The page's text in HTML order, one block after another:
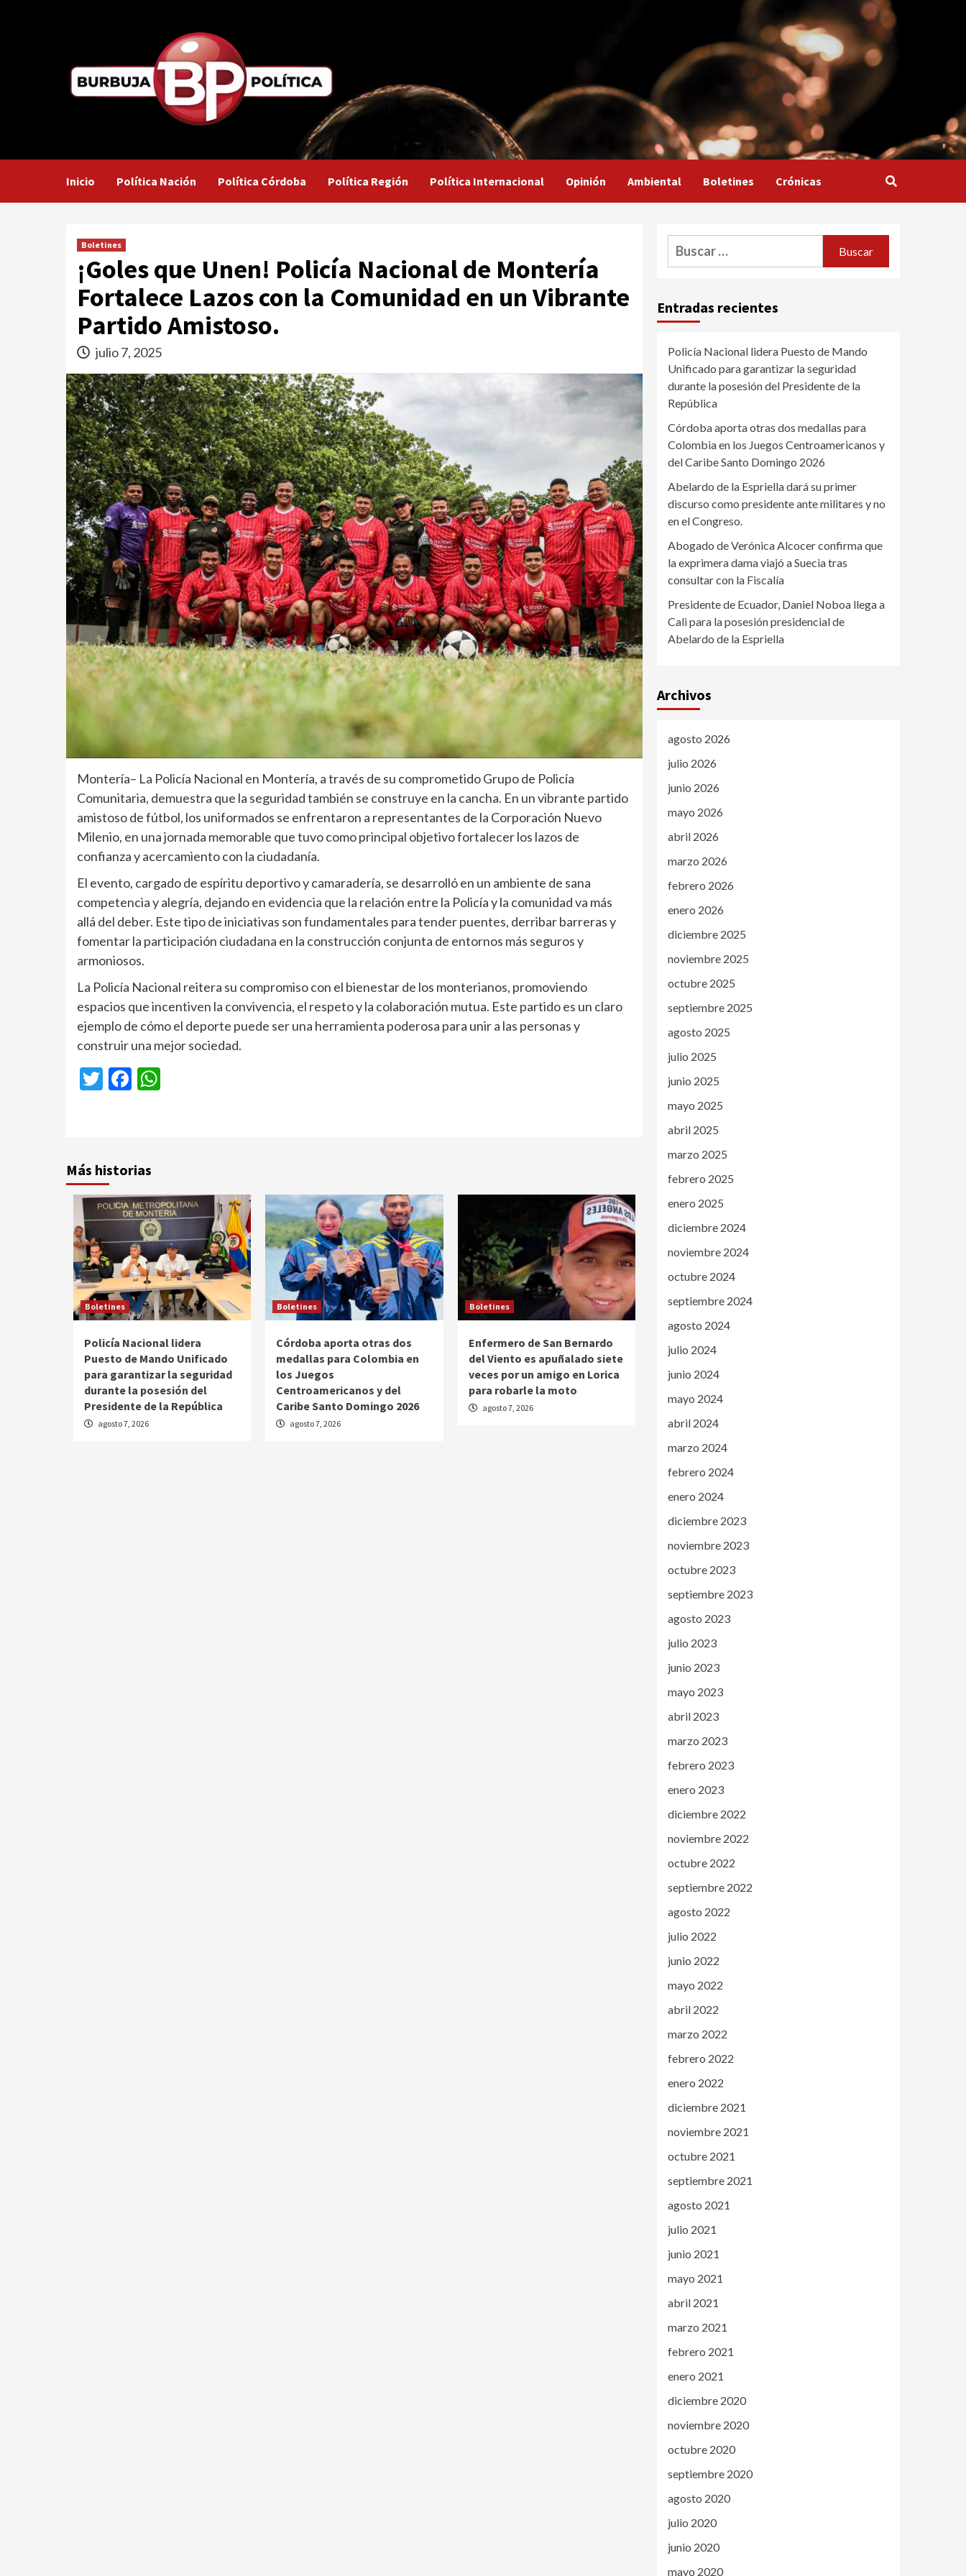
Inicio Política Nación Política Córdoba Política Región Política Internacional Opinión Ambiental Boletines Crónicas
Boletines
¡Goles que Unen! Policía Nacional de Montería
Fortalece Lazos con la Comunidad en un Vibrante
Partido Amistoso.
julio 7, 2025
Montería– La Policía Nacional en Montería, a través de su comprometido Grupo de Policía
Comunitaria, demuestra que la seguridad también se construye en la cancha. En un vibrante partido
amistoso de fútbol, los uniformados se enfrentaron a representantes de la Corporación Nuevo
Milenio, en una jornada memorable que tuvo como principal objetivo fortalecer los lazos de
confianza y acercamiento con la ciudadanía.
El evento, cargado de espíritu deportivo y camaradería, se desarrolló en un ambiente de sana
competencia y alegría, dejando en evidencia que la relación entre la Policía y la comunidad va más
allá del deber. Este tipo de iniciativas son fundamentales para tender puentes, derribar barreras y
fomentar la participación ciudadana en la construcción conjunta de entornos más seguros y
armoniosos.
La Policía Nacional reitera su compromiso con el bienestar de los monterianos, promoviendo
espacios que incentiven la convivencia, el respeto y la colaboración mutua. Este partido es un claro
ejemplo de cómo el deporte puede ser una herramienta poderosa para unir a las personas y
construir una mejor sociedad.
TwitterFacebook
Más historias
Boletines
Policía Nacional lidera
Puesto de Mando Unificado
para garantizar la seguridad
durante la posesión del
Presidente de la República
agosto 7, 2026
Boletines
Córdoba aporta otras dos
medallas para Colombia en
los Juegos
Centroamericanos y del
Caribe Santo Domingo 2026
agosto 7, 2026
Boletines
Enfermero de San Bernardo
del Viento es apuñalado siete
veces por un amigo en Lorica
para robarle la moto
agosto 7, 2026
Buscar:
Entradas recientes
Policía Nacional lidera Puesto de Mando
Unificado para garantizar la seguridad
durante la posesión del Presidente de la
República
Córdoba aporta otras dos medallas para
Colombia en los Juegos Centroamericanos y
del Caribe Santo Domingo 2026
Abelardo de la Espriella dará su primer
discurso como presidente ante militares y no
en el Congreso.
Abogado de Verónica Alcocer confirma que
la exprimera dama viajó a Suecia tras
consultar con la Fiscalía
Presidente de Ecuador, Daniel Noboa llega a
Cali para la posesión presidencial de
Abelardo de la Espriella
Archivos
agosto 2026
julio 2026
junio 2026
mayo 2026
abril 2026
marzo 2026
febrero 2026
enero 2026
diciembre 2025
noviembre 2025
octubre 2025
septiembre 2025
agosto 2025
julio 2025
junio 2025
mayo 2025
abril 2025
marzo 2025
febrero 2025
enero 2025
diciembre 2024
noviembre 2024
octubre 2024
septiembre 2024
agosto 2024
julio 2024
junio 2024
mayo 2024
abril 2024
marzo 2024
febrero 2024
enero 2024
diciembre 2023
noviembre 2023
octubre 2023
septiembre 2023
agosto 2023
julio 2023
junio 2023
mayo 2023
abril 2023
marzo 2023
febrero 2023
enero 2023
diciembre 2022
noviembre 2022
octubre 2022
septiembre 2022
agosto 2022
julio 2022
junio 2022
mayo 2022
abril 2022
marzo 2022
febrero 2022
enero 2022
diciembre 2021
noviembre 2021
octubre 2021
septiembre 2021
agosto 2021
julio 2021
junio 2021
mayo 2021
abril 2021
marzo 2021
febrero 2021
enero 2021
diciembre 2020
noviembre 2020
octubre 2020
septiembre 2020
agosto 2020
julio 2020
junio 2020
mayo 2020